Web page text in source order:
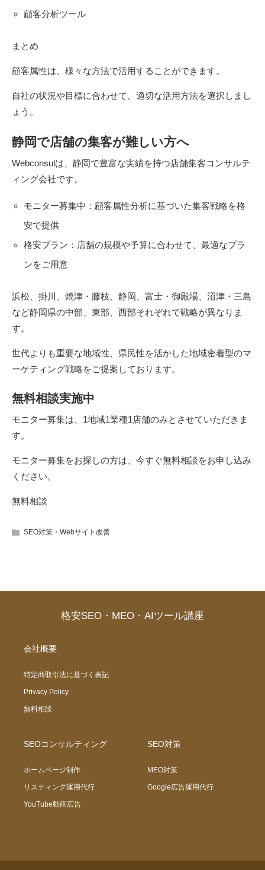
顧客分析ツール
まとめ
顧客属性は、様々な方法で活用することができます。
自社の状況や目標に合わせて、適切な活用方法を選択しまし
ょう。
静岡で店舗の集客が難しい方へ
Webconsulは、静岡で豊富な実績を持つ店舗集客コンサルテ
ィング会社です。
モニター募集中：顧客属性分析に基づいた集客戦略を格
安で提供
格安プラン：店舗の規模や予算に合わせて、最適なプラ
ンをご用意
浜松、掛川、焼津・藤枝、静岡、富士・御殿場、沼津・三島
など静岡県の中部、東部、西部それぞれで戦略が異なりま
す。
世代よりも重要な地域性、県民性を活かした地域密着型のマ
ーケティング戦略をご提案しております。
無料相談実施中
モニター募集は、1地域1業種1店舗のみとさせていただきま
す。
モニター募集をお探しの方は、今すぐ無料相談をお申し込み
ください。
無料相談
SEO対策・Webサイト改善
格安SEO・MEO・AIツール講座
会社概要
特定商取引法に基づく表記
Privacy Policy
無料相談
SEOコンサルティング
ホームページ制作
リスティング運用代行
YouTube動画広告
SEO対策
MEO対策
Google広告運用代行